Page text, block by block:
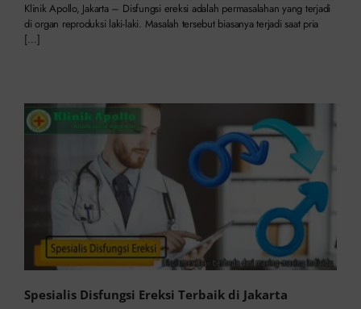
Klinik Apollo, Jakarta – Disfungsi ereksi adalah permasalahan yang terjadi
di organ reproduksi laki-laki. Masalah tersebut biasanya terjadi saat pria
[…]
Spesialis Disfungsi Ereksi Terbaik di Jakarta